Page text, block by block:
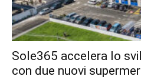
Sole365 accelera lo
con due nuovi